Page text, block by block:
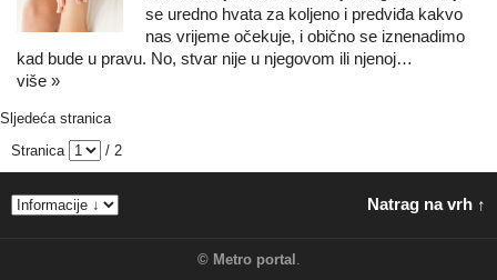
se uredno hvata za koljeno i predviđa kakvo
nas vrijeme očekuje, i obično se iznenadimo
kad bude u pravu. No, stvar nije u njegovom ili njenoj…
više »
Sljedeća stranica
Stranica
/ 2
Natrag na vrh ↑
© Metro portal .